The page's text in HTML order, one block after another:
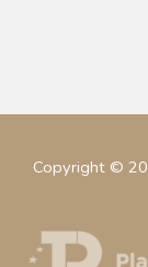
Copyright ©